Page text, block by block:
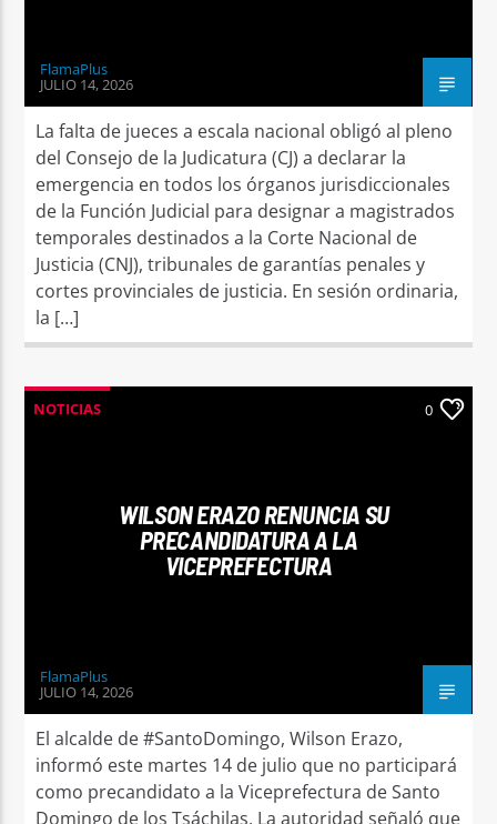
FlamaPlus
JULIO 14, 2026
La falta de jueces a escala nacional obligó al pleno
del Consejo de la Judicatura (CJ) a declarar la
emergencia en todos los órganos jurisdiccionales
de la Función Judicial para designar a magistrados
temporales destinados a la Corte Nacional de
Justicia (CNJ), tribunales de garantías penales y
cortes provinciales de justicia. En sesión ordinaria,
la […]
NOTICIAS 0
WILSON ERAZO RENUNCIA SU
PRECANDIDATURA A LA
VICEPREFECTURA
FlamaPlus
JULIO 14, 2026
El alcalde de #SantoDomingo, Wilson Erazo,
informó este martes 14 de julio que no participará
como precandidato a la Viceprefectura de Santo
Domingo de los Tsáchilas. La autoridad señaló que